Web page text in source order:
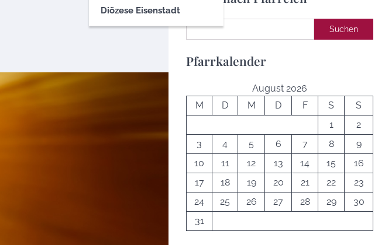
Diözese Eisenstadt
Suchen Suchen
Pfarrkalender
August 2026
M
D M D F S
S
1
2
3
4 5 6 7 8
9
10
11 12 13 14 15
16
17
18 19 20 21 22
23
24
25 26 27 28 29
30
31